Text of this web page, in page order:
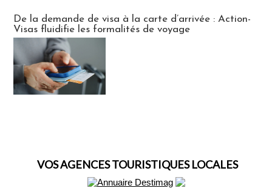
De la demande de visa à la carte d’arrivée : Action-
Visas fluidifie les formalités de voyage
VOS AGENCES TOURISTIQUES LOCALES